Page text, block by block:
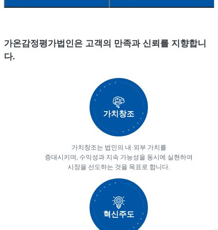
가온감정평가법인은 고객의 만족과 신뢰를 지향합니
다.
가치창조
가치창조는 법인의 내·외부 가치를
증대시키며, 수익성과 지속 가능성을 동시에 실현하여
시장을 선도하는 것을 목표로 합니다.
혁신주도